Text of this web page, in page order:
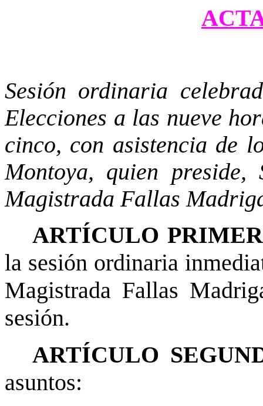
Sesión ordinaria
Elecciones a las nueve
cinco, con asistencia de
Montoya, quien preside,
Magistrada Fallas
ARTÍCULO
la sesión ordinaria
Magistrada Fallas
sesión.
ARTÍCULO
asuntos: